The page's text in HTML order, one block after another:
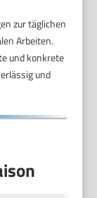
zur täglichen
Arbeiten.
und konkrete
und